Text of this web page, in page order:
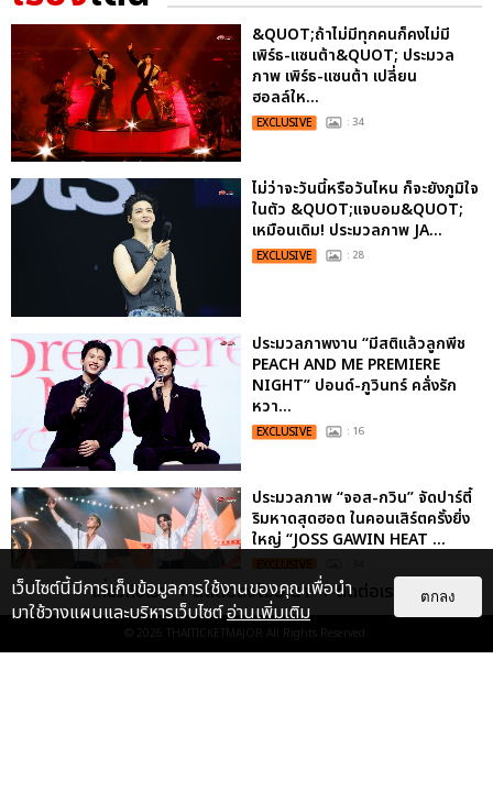
&QUOT;ถ้าไม่มีทุกคนก็คงไม่มี
เพิร์ธ-แซนต้า&QUOT; ประมวล
ภาพ เพิร์ธ-แซนต้า เปลี่ยน
ฮอลล์ให...
EXCLUSIVE : 34
ไม่ว่าจะวันนี้หรือวันไหน ก็จะยังภูมิใจ
ในตัว &QUOT;แจบอม&QUOT;
เหมือนเดิม! ประมวลภาพ JA...
EXCLUSIVE : 28
ประมวลภาพงาน “มีสติแล้วลูกพีช
PEACH AND ME PREMIERE
NIGHT” ปอนด์-ภูวินทร์ คลั่งรัก
หวา...
EXCLUSIVE : 16
ประมวลภาพ “จอส-กวิน” จัดปาร์ตี้
ริมหาดสุดฮอต ในคอนเสิร์ตครั้งยิ่ง
ใหญ่ “JOSS GAWIN HEAT ...
EXCLUSIVE
“ช่วงเวลาที่ไม่ได้เจอกันพิสูจน์แล้วว่า
เกี่ยวกับเรา ติดต่อลงโฆษณา ติดต่อเรา
© 2026 THAITICKETMAJOR All Rights Reserved.
เว็บไซต์นี้มีการเก็บข้อมูลการใช้งานของคุณเพื่อนำ
มาใช้วางแผนและบริหารเว็บไซต์อ่านเพิ่มเติม
ตกลง